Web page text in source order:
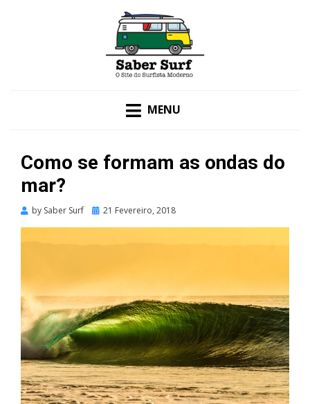
MENU
Como se formam as ondas do
mar?
by Saber Surf
Posted
21 Fevereiro, 2018